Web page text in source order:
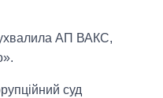
АП ВАКС,
суд